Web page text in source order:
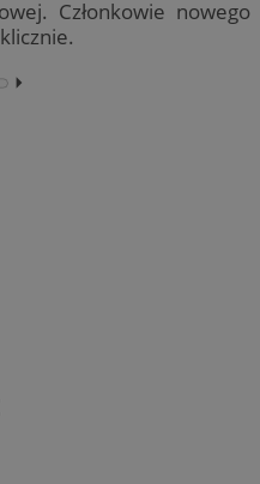
Członkowie nowego
⏵︎